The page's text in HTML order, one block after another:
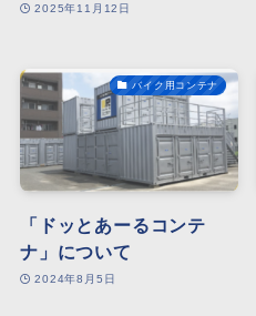
2025年11月12日
バイク用コンテナ
「ドッとあーるコンテ
ナ」について
2024年8月5日